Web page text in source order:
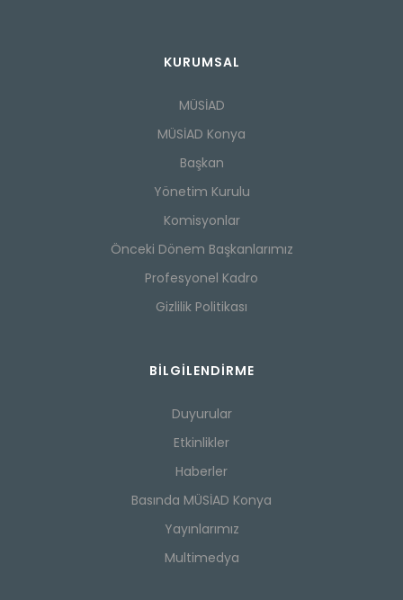
KURUMSAL
MÜSİAD
MÜSİAD Konya
Başkan
Yönetim Kurulu
Komisyonlar
Önceki Dönem Başkanlarımız
Profesyonel Kadro
Gizlilik Politikası
BILGILENDIRME
Duyurular
Etkinlikler
Haberler
Basında MÜSİAD Konya
Yayınlarımız
Multimedya